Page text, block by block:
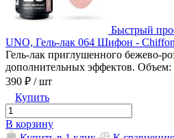
Быстрый
UNO, Гель-лак 064 Шифон -
Гель-лак приглушенного бежево-
дополнительных эффектов. Объем:
390 ₽ / шт
Купить
В корзину